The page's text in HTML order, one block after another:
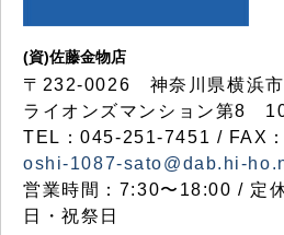
(資)佐藤金物店
〒232-0026 神奈川県横浜
ライオンズマンション第8
TEL：045-251-7451 / FAX
oshi-1087-sato@dab.hi-
営業時間：7:30〜18:00 / 定
日・祝祭日